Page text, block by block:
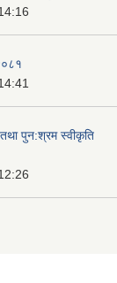
पुन:श्रम स्वीकृति